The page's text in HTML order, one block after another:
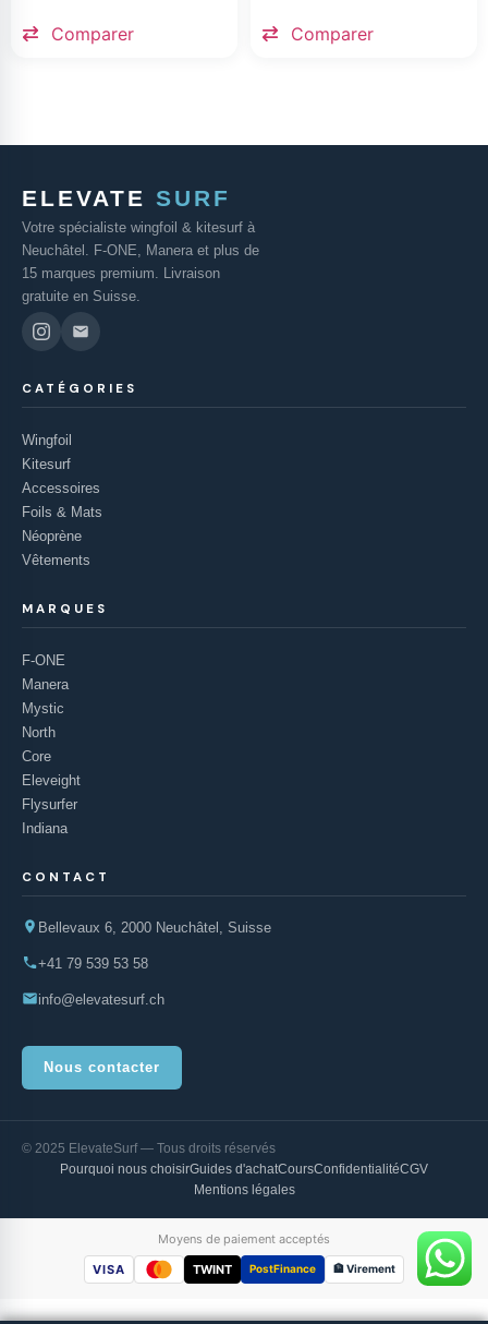
Comparer Comparer
ELEVATE SURF
Votre spécialiste wingfoil & kitesurf à
Neuchâtel. F-ONE, Manera et plus de
15 marques premium. Livraison
gratuite en Suisse.
CATÉGORIES
Wingfoil
Kitesurf
Accessoires
Foils & Mats
Néoprène
Vêtements
MARQUES
F-ONE
Manera
Mystic
North
Core
Eleveight
Flysurfer
Indiana
CONTACT
Bellevaux 6, 2000 Neuchâtel, Suisse
+41 79 539 53 58
info@elevatesurf.ch
Nous contacter
© 2025 ElevateSurf — Tous droits réservés
Pourquoi nous choisirGuides d'achatCoursConfidentialitéCGV
Mentions légales
Moyens de paiement acceptés
VISA
TWINT PostFinance 🏦 Virement